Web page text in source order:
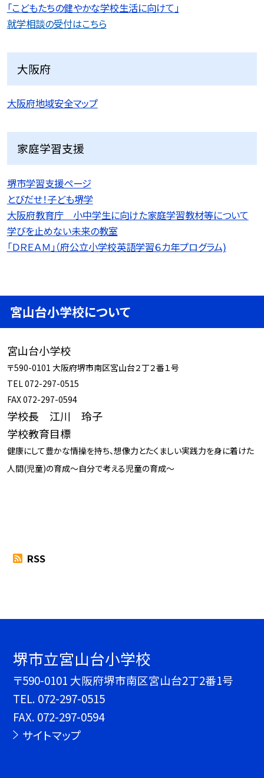
「こどもたちの健やかな学校生活に向けて」
就学相談の受付はこちら
大阪府
大阪府地域安全マップ
家庭学習支援
堺市学習支援ページ
とびだせ！子ども堺学
大阪府教育庁 小中学生に向けた家庭学習教材等について
学びを止めない未来の教室
「ＤＲＥＡＭ」（府公立小学校英語学習６カ年プログラム)
宮山台小学校について
宮山台小学校
〒590-0101 大阪府堺市南区宮山台２丁２番１号
TEL 072-297-0515
FAX 072-297-0594
学校長 江川 玲子
学校教育目標
健康にして豊かな情操を持ち、想像力とたくましい実践力を身に着けた
人間(児童)の育成～自分で考える児童の育成～
RSS
堺市立宮山台小学校
〒590-0101 大阪府堺市南区宮山台2丁2番1号
TEL. 072-297-0515
FAX. 072-297-0594
サイトマップ